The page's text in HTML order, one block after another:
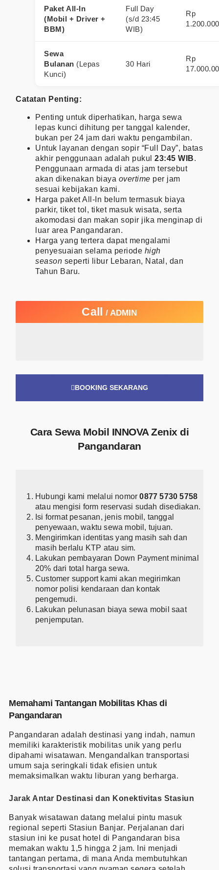
Paket All-In
(Mobil + Driver +
BBM)
Full Day
(s/d 23:45
WIB)
Rp
1.200.000
Sewa
Bulanan (Lepas
Kunci)
30 Hari
Rp
Catatan Penting:
Penting untuk diperhatikan, harga sewa
lepas kunci dihitung per tanggal kalender,
bukan per 24 jam dari waktu pengambilan.
Untuk layanan dengan sopir “Full Day”, batas
akhir penggunaan adalah pukul 23:45 WIB.
Penggunaan armada di atas jam tersebut
akan dikenakan biaya overtime per jam
sesuai kebijakan kami.
Harga paket All-In belum termasuk biaya
parkir, tiket tol, tiket masuk wisata, serta
akomodasi dan makan sopir jika menginap di
luar area Pangandaran.
Harga yang tertera dapat mengalami
penyesuaian selama periode high
season seperti libur Lebaran, Natal, dan
Tahun Baru.
Call / ADMIN
BOOKING SEKARANG
Cara Sewa Mobil INNOVA Zenix di
Pangandaran
Hubungi kami melalui nomor0877 5730 5758
atau mengisi form reservasi sudah disediakan.
Isi format pesanan, jenis mobil, tanggal
penyewaan, waktu sewa mobil, tujuan.
Mengirimkan identitas yang masih sah dan
masih berlalu KTP atau sim.
Lakukan pembayaran Down Payment minimal
20% dari total harga sewa.
Customer support kami akan megirimkan
nomor polisi kendaraan dan kontak
pengemudi.
Lakukan pelunasan biaya sewa mobil saat
penjemputan.
Memahami Tantangan Mobilitas Khas di
Pangandaran
Pangandaran adalah destinasi yang indah, namun
memiliki karakteristik mobilitas unik yang perlu
dipahami wisatawan. Mengandalkan transportasi
umum saja seringkali tidak efisien untuk
memaksimalkan waktu liburan yang berharga.
Jarak Antar Destinasi dan Konektivitas Stasiun
Banyak wisatawan datang melalui pintu masuk
regional seperti Stasiun Banjar. Perjalanan dari
stasiun ini ke pusat hotel di Pangandaran bisa
memakan waktu 1,5 hingga 2 jam. Ini menjadi
tantangan pertama, di mana Anda membutuhkan